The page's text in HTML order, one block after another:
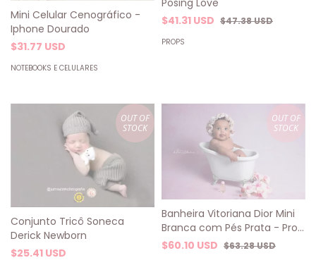
Mini Celular Cenográfico -
Iphone Dourado
$31.77 USD
NOTEBOOKS E CELULARES
Posing Love
$41.31 USD $47.38 USD
PROPS
OUT OF
STOCK
Conjunto Tricô Soneca
Derick Newborn
$25.41 USD
OUT OF
STOCK
Banheira Vitoriana Dior Mini
Branca com Pés Prata - Prop
Fotografia Newborn e
$60.10 USD $63.28 USD